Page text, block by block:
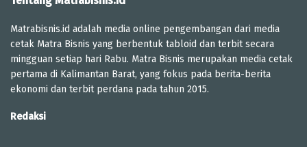
Matrabisnis.id adalah media online pengembangan dari media
cetak Matra Bisnis yang berbentuk tabloid dan terbit secara
mingguan setiap hari Rabu. Matra Bisnis merupakan media cetak
pertama di Kalimantan Barat, yang fokus pada berita-berita
ekonomi dan terbit perdana pada tahun 2015.
Redaksi